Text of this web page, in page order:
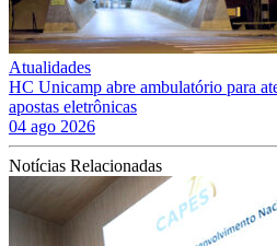
Atualidades
HC Unicamp abre ambulatório para
apostas eletrônicas
04 ago 2026
Notícias Relacionadas